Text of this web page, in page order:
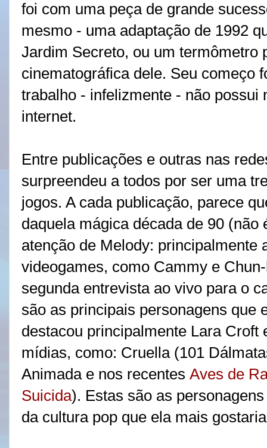
foi com uma peça de grande
mesmo - uma adaptação de 1992
Jardim Secreto, ou um termômetro
cinematográfica dele. Seu começo
trabalho - infelizmente - não possui
internet.
Entre publicações e outras nas
surpreendeu a todos por ser uma
jogos. A cada publicação, parece
daquela mágica década de 90 (não
atenção de Melody: principalmente
videogames, como Cammy e
segunda entrevista ao vivo para o
são as principais personagens que
destacou principalmente Lara Croft
mídias, como: Cruella (101
Animada e nos recentes Aves de
Suicida). Estas são as
da cultura pop que ela mais